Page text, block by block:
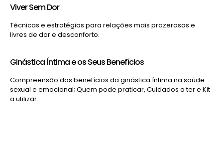
Viver Sem Dor
Técnicas e estratégias para relações mais prazerosas e
livres de dor e desconforto.
Ginástica Íntima e os Seus Benefícios
Compreensão dos benefícios da ginástica íntima na saúde
sexual e emocional; Quem pode praticar, Cuidados a ter e Kit
a utilizar.